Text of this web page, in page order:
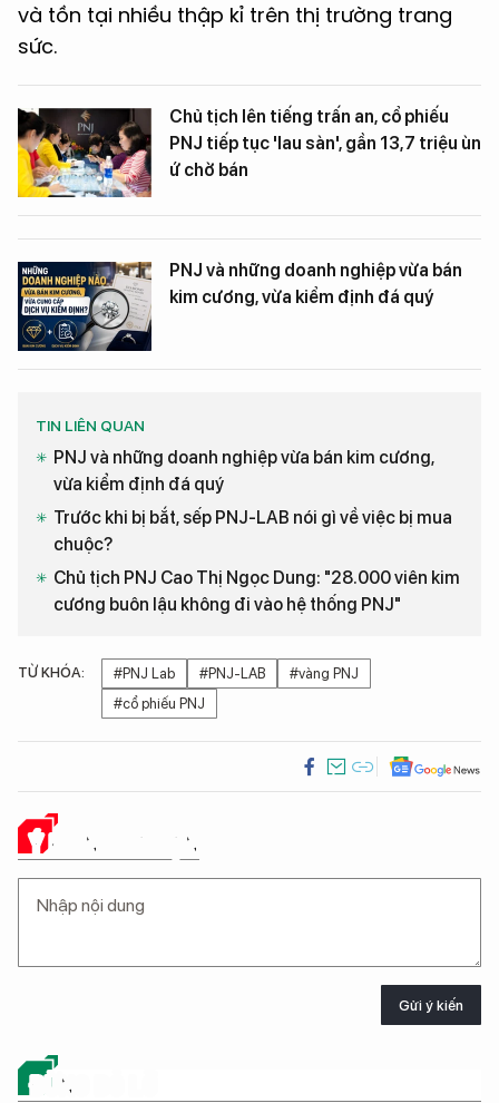
và tồn tại nhiều thập kỉ trên thị trường trang
sức.
Chủ tịch lên tiếng trấn an, cổ phiếu
PNJ tiếp tục 'lau sàn', gần 13,7 triệu ùn
ứ chờ bán
PNJ và những doanh nghiệp vừa bán
kim cương, vừa kiểm định đá quý
TIN LIÊN QUAN
PNJ và những doanh nghiệp vừa bán kim cương,
vừa kiểm định đá quý
Trước khi bị bắt, sếp PNJ-LAB nói gì về việc bị mua
chuộc?
Chủ tịch PNJ Cao Thị Ngọc Dung: "28.000 viên kim
cương buôn lậu không đi vào hệ thống PNJ"
TỪ KHÓA: #PNJ Lab #PNJ-LAB
#vàng PNJ
#cổ phiếu PNJ
Ý KIẾN CỦA BẠN
Gửi ý kiến
ĐỪNG BỎ LỠ